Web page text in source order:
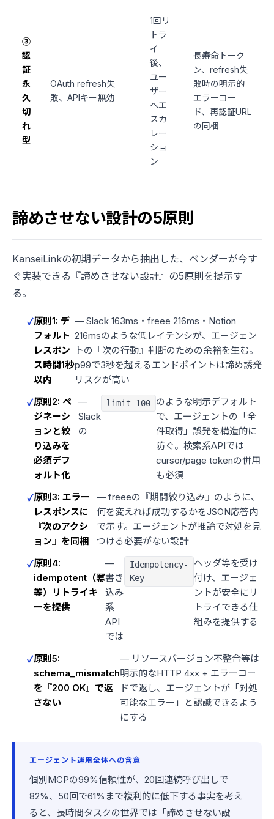
③
認
証
永
久
切
れ
型
OAuth refresh失
敗、APIキー無効
1回リ
トラ
イ
後、
ユー
ザー
へエ
スカ
レー
ショ
ン
長寿命トーク
ン、refresh失
敗時の明示的
エラーコー
ド、再認証URL
の同梱
諦めさせない設計の5原則
KanseiLinkの初期データから抽出した、ベンダーが今す
ぐ実装できる『諦めさせない設計』の5原則を提示す
る。
原則1: デ
フォルト
レスポン
ス時間1秒
以内
— Slack 163ms・freee 216ms・Notion
216msのような低レイテンシが、エージェン
トの『次の行動』判断のための余裕を生む。
p99で3秒を超えるエンドポイントは諦め誘発
リスクが高い
原則2: ペ
ジネーシ
ョンと絞
り込みを
必須デフ
ォルト化
—
Slack
の
limit=100
のような明示デフォルト
で、エージェントの「全
件取得」誤発を構造的に
防ぐ。検索系APIでは
cursor/page tokenの併用
も必須
原則3: エラー
レスポンスに
『次のアクシ
ョン』を同梱
— freeeの『期間絞り込み』のように、
何を変えれば成功するかをJSON応答内
で示す。エージェントが推論で対処を見
つける必要がない設計
原則4:
idempotent（冪
等）リトライキ
ーを提供
—
書き
込み
系
API
では
Idempotency-
Key
ヘッダ等を受け
付け、エージェ
ントが安全にリ
トライできる仕
組みを提供する
原則5:
schema_mismatch
を『200 OK』で返
さない
— リソースバージョン不整合等は
明示的なHTTP 4xx + エラーコー
ドで返し、エージェントが「対処
可能なエラー」と認識できるよう
にする
エージェント運用全体への含意
個別MCPの99%信頼性が、20回連続呼び出しで
82%、50回で61%まで複利的に低下する事実を考え
ると、長時間タスクの世界では「諦めさせない設